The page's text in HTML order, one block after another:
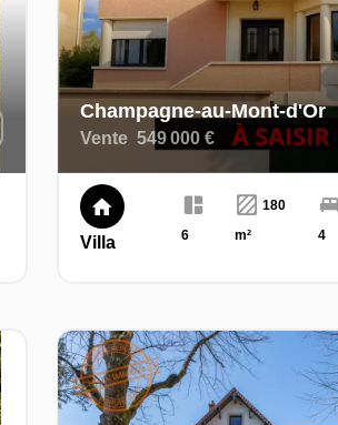
Champagne-au-Mont-d'Or
Vente 549 000 €
Villa 6
180
m²
4